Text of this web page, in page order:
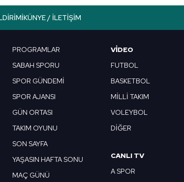
Aydınlatma Metnimizi okumak ve
KÜNYE / İLETIŞIM
PROGRAMLAR
SABAH SPORU
SPOR GÜNDEMİ
SPOR AJANSI
GÜN ORTASI
TAKIM OYUNU
SON SAYFA
YAŞASIN HAFTA SONU
MAÇ GÜNÜ
VIDEO
FUTBOL
BASKETBOL
MİLLİ TAKIM
VOLEYBOL
DİĞER
CANLI TV
A SPOR